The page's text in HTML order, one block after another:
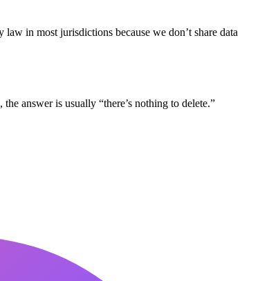
in most jurisdictions because we don’t share data
answer is usually “there’s nothing to delete.”